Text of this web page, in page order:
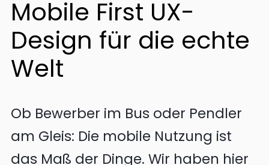
Mobile First UX-
Design für die echte
Welt
Ob Bewerber im Bus oder Pendler
am Gleis: Die mobile Nutzung ist
das Maß der Dinge. Wir haben hier